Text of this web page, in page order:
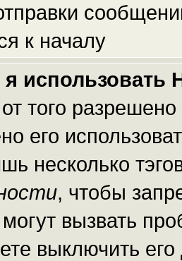
к началу
использовать
того
его
несколько
, чтобы
вызвать
выключить